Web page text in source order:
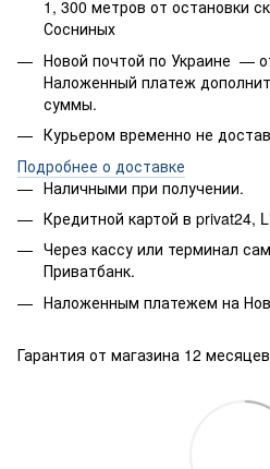
1, 300 метров от остановки
Сосниных
Новой почтой по Украине —
Наложенный платеж
суммы.
Курьером временно не
Подробнее о доставке
Наличными при получении.
Кредитной картой в privat24,
Через кассу или терминал
Приватбанк.
Наложенным платежем на
Гарантия от магазина 12 месяцев